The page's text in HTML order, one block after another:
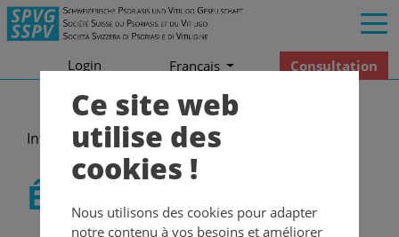
Login Francais Consultation
Informations Études et enquêtes
Études et enquêtes
Ce site web
utilise des
cookies !
Nous utilisons des cookies pour adapter
notre contenu à vos besoins et améliorer